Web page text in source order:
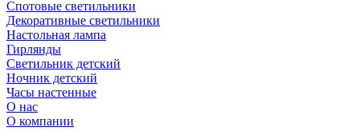
Спотовые светильники
Декоративные светильники
Настольная лампа
Гирлянды
Светильник детский
Ночник детский
Часы настенные
О нас
О компании